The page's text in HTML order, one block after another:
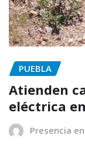
PUEBLA
Atienden
eléctrica
Presencia